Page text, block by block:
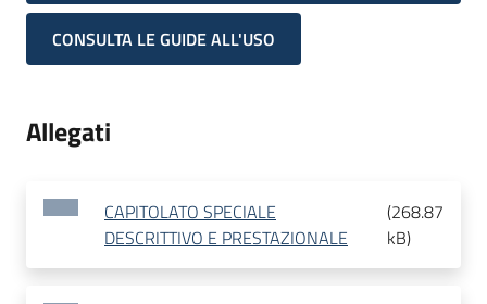
CONSULTA LE GUIDE ALL'USO
Allegati
CAPITOLATO SPECIALE
DESCRITTIVO E PRESTAZIONALE
(268.87
kB)